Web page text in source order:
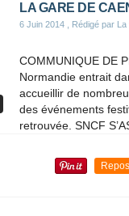
LA GARE DE
6 Juin 2014 , Rédigé par
COMMUNIQUE DE
Normandie entrait
accueillir de
des événements
retrouvée. SNCF